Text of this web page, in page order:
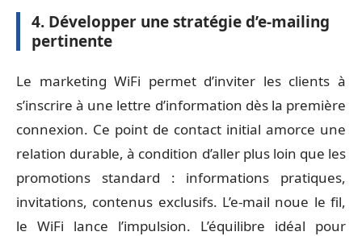
4. Développer une stratégie d’e-mailing
pertinente
Le marketing WiFi permet d’inviter les clients à
s’inscrire à une lettre d’information dès la première
connexion. Ce point de contact initial amorce une
relation durable, à condition d’aller plus loin que les
promotions standard : informations pratiques,
invitations, contenus exclusifs. L’e-mail noue le fil,
le WiFi lance l’impulsion. L’équilibre idéal pour